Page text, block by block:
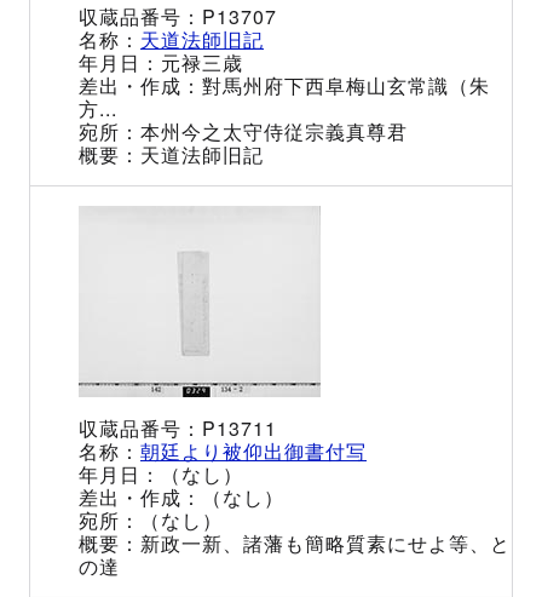
P13707
天道法師旧記
元禄三歳
對馬州府下西阜梅山玄常識（朱
方...
本州今之太守侍従宗義真尊君
天道法師旧記
P13711
朝廷より被仰出御書付写
（なし）
（なし）
（なし）
新政一新、諸藩も簡略質素にせよ等、と
の達